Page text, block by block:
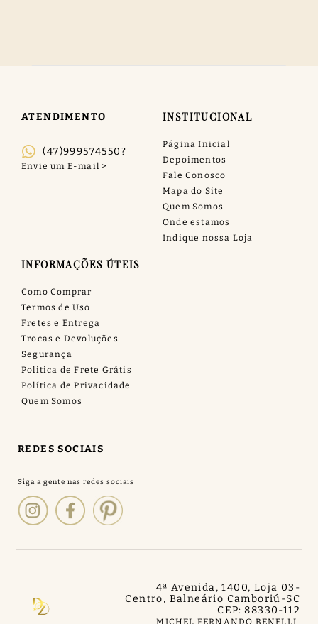
ATENDIMENTO
(47)999574550?
INSTITUCIONAL
Página Inicial
Depoimentos
Fale Conosco
Mapa do Site
Quem Somos
Onde estamos
Indique nossa Loja
INFORMAÇÕES ÚTEIS
Como Comprar
Termos de Uso
Fretes e Entrega
Trocas e Devoluções
Segurança
Politica de Frete Grátis
Política de Privacidade
Quem Somos
REDES SOCIAIS
MICHEL FERNANDO BENELLI
4ª Avenida, 1400, Loja 03 -
Centro, Balneário Camboriú-SC
CEP: 88330-112